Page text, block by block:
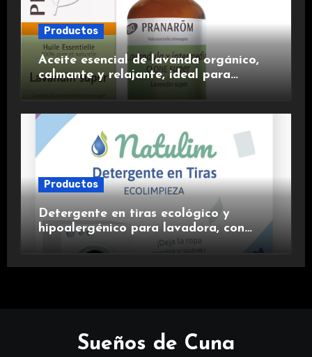
Productos
Aceite esencial de lavanda orgánico,
calmante y relajante, ideal para
Productos
Detergente en tiras ecológico y
hipoalergénico para lavadora, con
suavizante incluido y fragancia de
lavanda.
Sueños de Cuna